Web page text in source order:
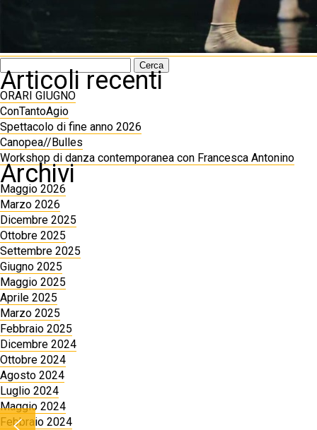
per:
Articoli recenti
ORARI GIUGNO
ConTantoAgio
Spettacolo di fine anno 2026
Canopea//Bulles
Workshop di danza contemporanea con Francesca Antonino
Archivi
Maggio 2026
Marzo 2026
Dicembre 2025
Ottobre 2025
Settembre 2025
Giugno 2025
Maggio 2025
Aprile 2025
Marzo 2025
Febbraio 2025
Dicembre 2024
Ottobre 2024
Agosto 2024
Luglio 2024
Maggio 2024
Febbraio 2024